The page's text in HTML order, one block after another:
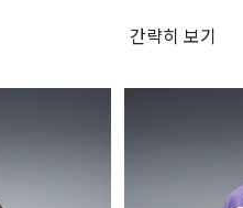
간략히 보기